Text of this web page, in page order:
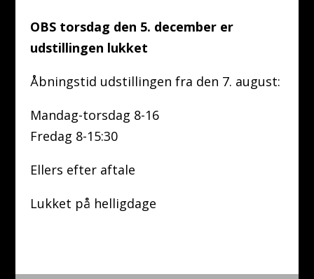
OBS torsdag den 5. december er
udstillingen lukket
Åbningstid udstillingen fra den 7. august:
Mandag-torsdag 8-16
Fredag 8-15:30
Ellers efter aftale
Lukket på helligdage